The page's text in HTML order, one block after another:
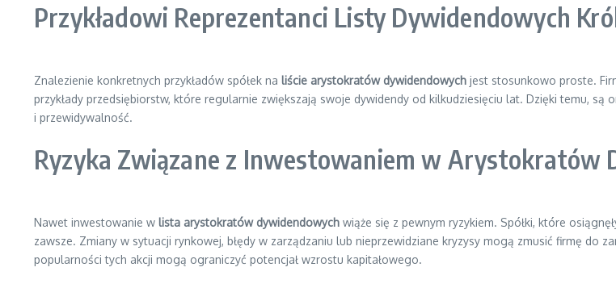
Przykładowi Reprezentanci Listy Dywidendowych
Znalezienie konkretnych przykładów spółek na liście arystokratów dywidendowych jest stosunkowo proste.
przykłady przedsiębiorstw, które regularnie zwiększają swoje dywidendy od kilkudziesięciu lat. Dzięki temu,
i przewidywalność.
Ryzyka Związane z Inwestowaniem w Arystokratów
Nawet inwestowanie w lista arystokratów dywidendowych wiąże się z pewnym ryzykiem. Spółki, które
zawsze. Zmiany w sytuacji rynkowej, błędy w zarządzaniu lub nieprzewidziane kryzysy mogą zmusić firmę do
popularności tych akcji mogą ograniczyć potencjał wzrostu kapitałowego.